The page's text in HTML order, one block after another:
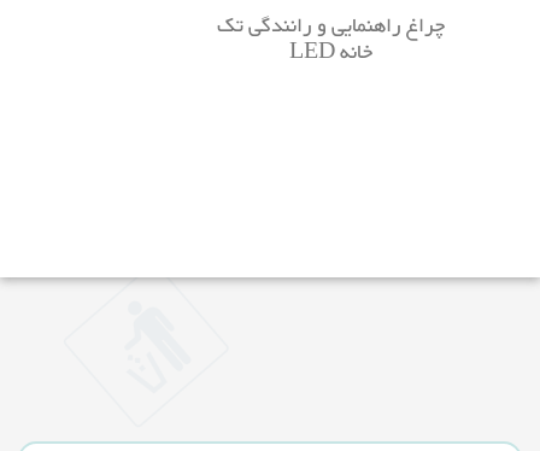
چراغ راهنمایی و رانندگی تک
خانه LED